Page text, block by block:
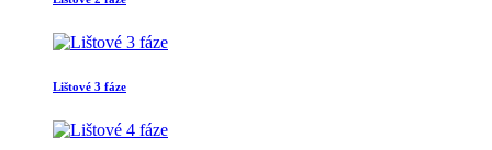
Lištové 3 fáze